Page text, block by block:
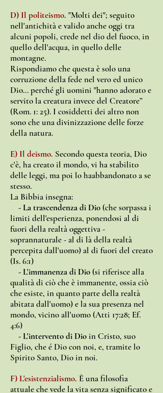
D) Il politeismo. "Molti dei"; seguito
nell'antichità e valido anche oggi tra
alcuni popoli, crede nel dio del fuoco, in
quello dell'acqua, in quello delle
montagne.
Rispondiamo che questa è solo una
corruzione della fede nel vero ed unico
Dio... perché gli uomini "hanno adorato e
servito la creatura invece del Creatore”
(Rom. 1: 25). I cosiddetti dei altro non
sono che una divinizzazione delle forze
della natura.
E) Il deismo. Secondo questa teoria, Dio
c'è, ha creato il mondo, vi ha stabilito
delle leggi, ma poi lo haabbandonato a se
stesso.
La Bibbia insegna:
- La trascendenza di Dio(che sorpassa i
limiti dell'esperienza, ponendosi al di
fuori della realtà oggettiva-
soprannaturale - al di là della realtà
percepita dall'uomo) al di fuori del creato
(Is. 6:1)
- L'immanenza di Dio(si riferisce alla
qualità di ciò che è immanente, ossia ciò
che esiste, in quanto parte della realtà
abitata dall'uomo) e la sua presenza nel
mondo, vicino all'uomo (Atti 17:28; Ef.
4:6)
- L'intervento di Dioin Cristo, suo
Figlio, che é Dio con noi, e, tramite lo
Spirito Santo, Dio in noi.
F) L'esistenzialismo. È una filosofia
attuale che vede la vita senza significato e